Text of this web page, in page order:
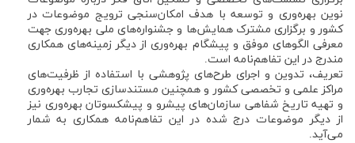
نوین بهره‌وری و توسعه با هدف امکان‌سنجی ترویج موضوعات در
کشور و برگزاری مشترک همایش‌ها و جشنواره‌های ملی بهره‌وری جهت
معرفی الگوهای موفق و پیشگام بهره‌وری از دیگر زمینه‌های همکاری
مندرج در این تفاهم‌نامه است.
تعریف، تدوین و اجرای طرح‌های پژوهشی با استفاده از ظرفیت‌های
مراکز علمی و تخصصی کشور و همچنین مستندسازی تجارب بهره‌وری
و تهیه تاریخ شفاهی سازمان‌های پیشرو و پیشکسوتان بهره‌وری نیز
از دیگر موضوعات درج شده در این تفاهم‌نامه همکاری به شمار
می‌آید.